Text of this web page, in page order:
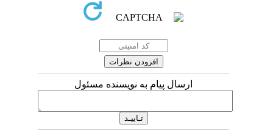
ارسال پیام به نویسنده مسئول